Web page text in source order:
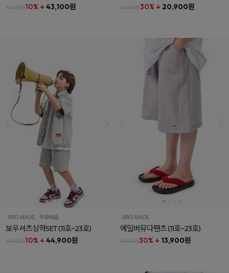
47,800원10% ↓ 43,100원 29,800원30% ↓ 20,900원
보우셔츠상하SET(11호~23호)
49,800원10% ↓ 44,900원
에일버뮤다팬츠(11호~23호)
19,800원30% ↓ 13,900원